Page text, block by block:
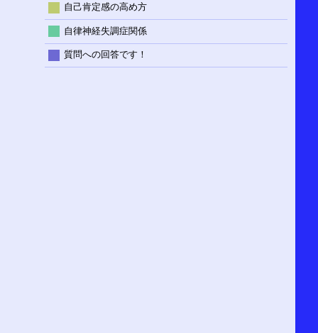
自己肯定感の高め方
自律神経失調症関係
質問への回答です！